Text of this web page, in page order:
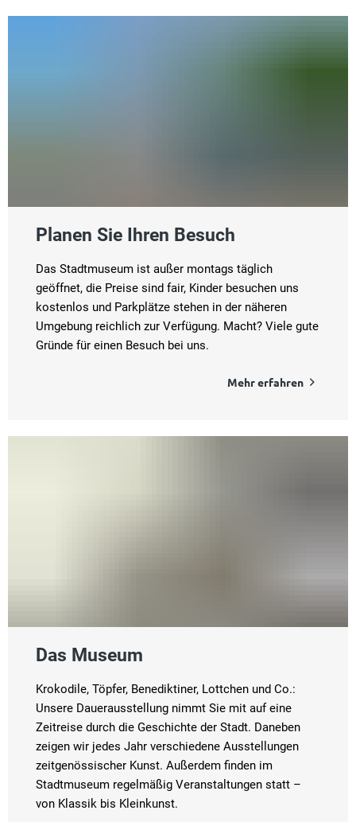
Planen Sie Ihren Besuch
Das Stadtmuseum ist außer montags täglich
geöffnet, die Preise sind fair, Kinder besuchen uns
kostenlos und Parkplätze stehen in der näheren
Umgebung reichlich zur Verfügung. Macht? Viele gute
Gründe für einen Besuch bei uns.
Mehr erfahren
Das Museum
Krokodile, Töpfer, Benediktiner, Lottchen und Co.:
Unsere Dauerausstellung nimmt Sie mit auf eine
Zeitreise durch die Geschichte der Stadt. Daneben
zeigen wir jedes Jahr verschiedene Ausstellungen
zeitgenössischer Kunst. Außerdem finden im
Stadtmuseum regelmäßig Veranstaltungen statt –
von Klassik bis Kleinkunst.